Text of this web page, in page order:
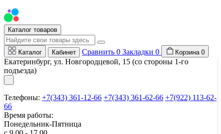
Каталог товаров
Каталог Кабинет Сравнить 0 Закладки 0 Корзина 0
Екатеринбург, ул. Новгородцевой, 15 (со стороны 1-го
подъезда)
Телефоны: +7(343) 361-12-66 +7(343) 361-62-66 +7(922) 113-62-
66
Время работы:
Понедельник-Пятница